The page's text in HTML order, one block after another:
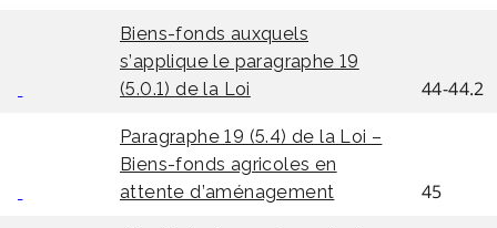
Biens-fonds auxquels
s’applique le paragraphe 19
(5.0.1) de la Loi
44-44.2
Paragraphe 19 (5.4) de la Loi –
Biens-fonds agricoles en
attente d’aménagement
45